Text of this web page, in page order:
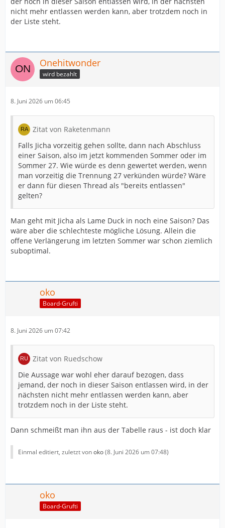
nicht mehr entlassen werden kann, aber trotzdem noch in
der Liste steht.
Onehitwonder
wird bezahlt
8. Juni 2026 um 06:45
Zitat von Raketenmann
Falls Jicha vorzeitig gehen sollte, dann nach Abschluss
einer Saison, also im jetzt kommenden Sommer oder im
Sommer 27. Wie würde es denn gewertet werden, wenn
man vorzeitig die Trennung 27 verkünden würde? Wäre
er dann für diesen Thread als "bereits entlassen"
gelten?
Man geht mit Jicha als Lame Duck in noch eine Saison? Das
wäre aber die schlechteste mögliche Lösung. Allein die
offene Verlängerung im letzten Sommer war schon ziemlich
suboptimal.
oko
Board-Grufti
8. Juni 2026 um 07:42
Zitat von Ruedschow
Die Aussage war wohl eher darauf bezogen, dass
jemand, der noch in dieser Saison entlassen wird, in der
nächsten nicht mehr entlassen werden kann, aber
trotzdem noch in der Liste steht.
Dann schmeißt man ihn aus der Tabelle raus - ist doch klar
Einmal editiert, zuletzt vonoko(8. Juni 2026 um 07:48)
oko
Board-Grufti